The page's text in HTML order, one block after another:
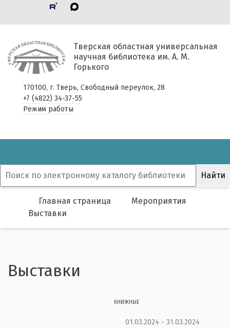
Тверская областная универсальная
научная библиотека им. А. М.
Горького
170100, г. Тверь, Свободный переулок, 28
+7 (4822) 34-37-55
Режим работы
Главная страница
Мероприятия
Выставки
Выставки
КНИЖНЫЕ
01.03.2024 - 31.03.2024